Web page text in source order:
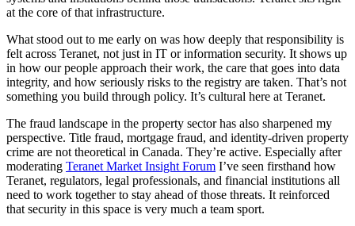
at the core of that infrastructure.
What stood out to me early on was how deeply that responsibility is
felt across Teranet, not just in IT or information security. It shows up
in how our people approach their work, the care that goes into data
integrity, and how seriously risks to the registry are taken. That’s not
something you build through policy. It’s cultural here at Teranet.
The fraud landscape in the property sector has also sharpened my
perspective. Title fraud, mortgage fraud, and identity-driven property
crime are not theoretical in Canada. They’re active. Especially after
moderating Teranet Market Insight Forum I’ve seen firsthand how
Teranet, regulators, legal professionals, and financial institutions all
need to work together to stay ahead of those threats. It reinforced
that security in this space is very much a team sport.